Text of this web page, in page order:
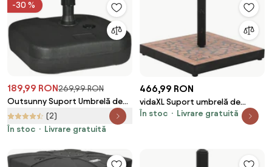
-30 %
189,99 RON269,99 RON
Outsunny Suport Umbrelă de
Grădină cu Bază de Umplere
Apă/Nisip HDPE Rezistent la
Aosom Romania
(2)
În stoc
Livrare gratuită
466,99 RON
vidaXL Suport umbrelă de
soare, cărămiziu, pătrat, 12 kg
În stoc Livrare gratuită